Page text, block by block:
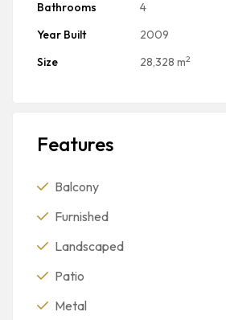
Bathrooms
4
Year Built
2009
Size
28,328 m2
Features
Balcony
Furnished
Landscaped
Patio
Metal